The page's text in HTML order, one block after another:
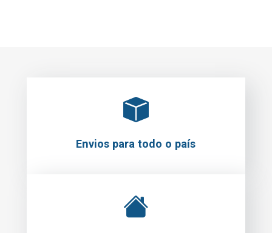
Envios para todo o país